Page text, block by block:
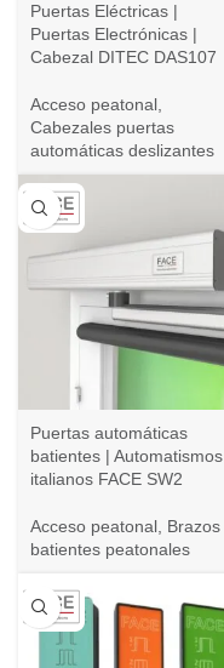
Puertas Eléctricas |
Puertas Electrónicas |
Cabezal DITEC DAS107
Acceso peatonal
Cabezales puertas
automáticas deslizantes
Puertas automáticas
batientes | Automatismos
italianos FACE SW2
Acceso peatonal Brazos
batientes peatonales